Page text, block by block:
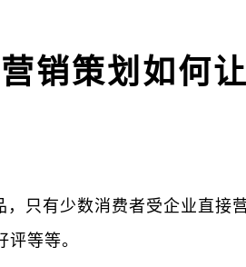
销策划如何
只有少数消费者受企业直
等等。